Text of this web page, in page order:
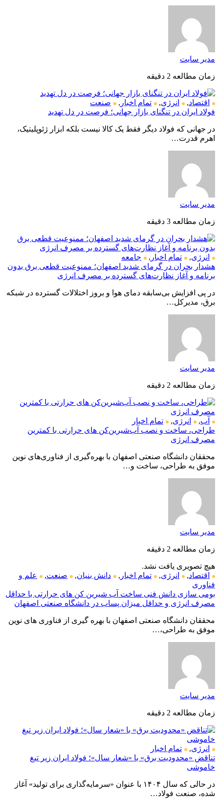
مدیر سایت
زمان مطالعه 2 دقیقه
اقتصاد, انرژی, تمام اخبار ,
صنعت
فولاد ایران در تنگنای بازار جهانی؛ فرصت در دل تهدید
در جهانی که فولاد دیگر فقط یک کالا نیست بلکه ابزار ژئوپلیتیک،
اهرم قدرت…
مدیر سایت
زمان مطالعه 3 دقیقه
انرژی, تمام اخبار ,
جامعه
هشدار بحران در گرمای شدید اصفهان؛ ممنوعیت قطعی برق بدون
برنامه و آغاز نظارت‌های گسترده بر مصرف انرژی
در پی افزایش بی‌سابقه دمای هوا و بروز اختلالات گسترده در شبکه
برق، مدیرکل…
مدیر سایت
زمان مطالعه 2 دقیقه
آب, انرژی,
تمام اخبار
طراحی، ساخت و نصب آب‌شیرین‌کن های حرارتی با کمترین
مصرف انرژی
محققان دانشگاه صنعتی اصفهان با بهره‌گیری از فناوری‌های نوین
موفق به طراحی، ساخت و…
مدیر سایت
زمان مطالعه 2 دقیقه
هیچ تصویری یافت نشد.
اقتصاد, انرژی, تمام اخبار , دانش بنیان, صنعت,
علم و
فناوری
بومی سازی دانش فنی ساخت آب شیرین کن های حرارتی با حداقل
مصرف انرژی و حداقل میزان پساب در دانشگاه صنعتی اصفهان
محققان دانشگاه صنعتی اصفهان با بهره گیری از فناوری های نوین
موفق به طراحی،…
مدیر سایت
زمان مطالعه 2 دقیقه
انرژی,
تمام اخبار
تناقض «محدودیت برق» با «شعار سال»؛ فولاد ایران زیر تیغ
خاموشی
در حالی که سال ۱۴۰۴ با عنوان «سرمایه‌گذاری برای تولید» آغاز
شده، صنعت فولاد…